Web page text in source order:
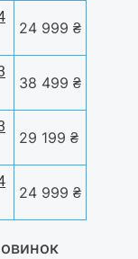
24 999 ₴
38 499 ₴
29 199 ₴
24 999 ₴